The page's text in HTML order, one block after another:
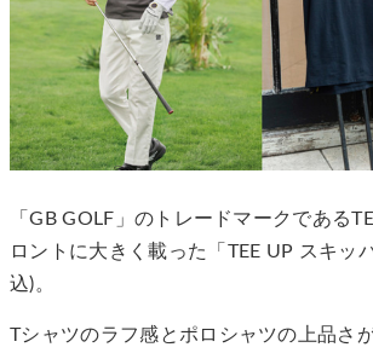
「GB GOLF」のトレードマークである
ロントに大きく載った「TEE UP スキッ
込)。
Tシャツのラフ感とポロシャツの上品さ